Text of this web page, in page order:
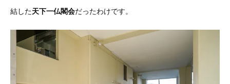
結した天下一仏閣会だったわけです。